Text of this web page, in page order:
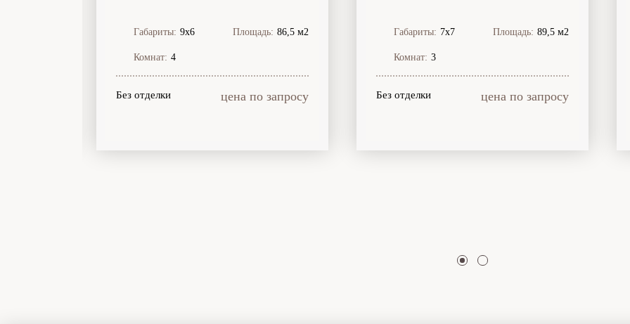
Габариты: 9х6 Площадь: 86,5 м2
Комнат: 4
Без отделки цена по запросу
Габариты: 7х7 Площадь: 89,5 м2
Комнат: 3
Без отделки цена по запросу